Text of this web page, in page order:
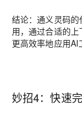
结论：通义灵码的
用，通过合适的
更高效率地应用AI
妙招4：快速